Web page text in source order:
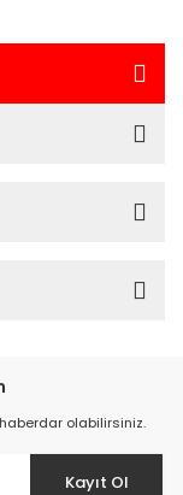
olabilirsiniz.
Kayıt Ol